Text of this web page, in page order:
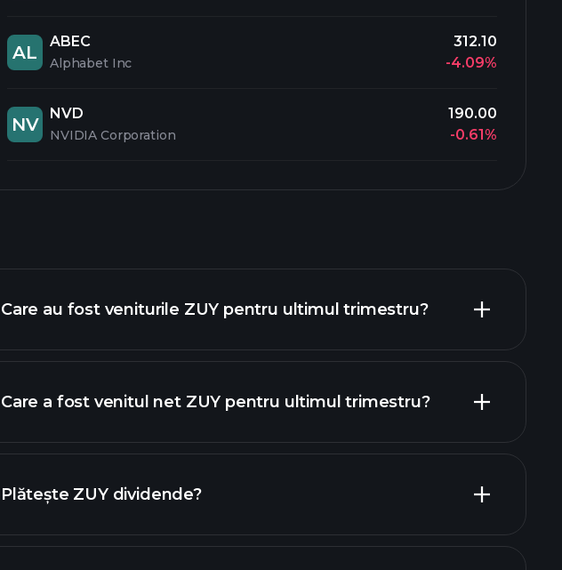
AL
ABEC
Alphabet Inc
312.10
-4.09%
NV
NVD
NVIDIA Corporation
190.00
-0.61%
Care au fost veniturile ZUY pentru ultimul trimestru?
financiare ZUY
Care a fost venitul net ZUY pentru ultimul trimestru?
rapoartele financiare ZUY
Plătește ZUY dividende?